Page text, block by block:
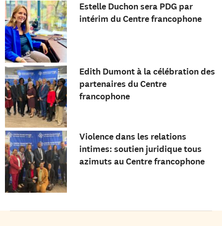
Estelle Duchon sera PDG par
intérim du Centre francophone
Edith Dumont à la célébration des
partenaires du Centre
francophone
Violence dans les relations
intimes: soutien juridique tous
azimuts au Centre francophone